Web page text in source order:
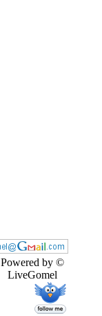
Powered by ©
LiveGomel